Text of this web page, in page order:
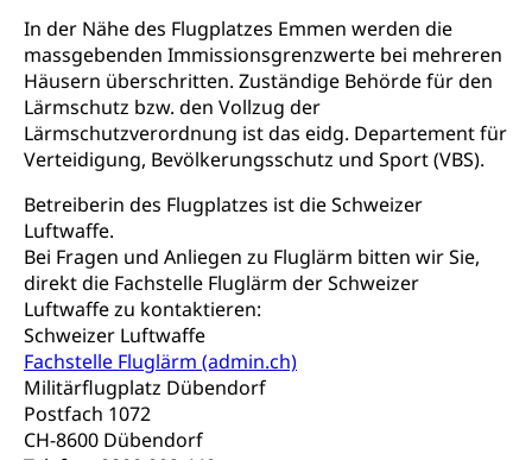
In der Nähe des Flugplatzes Emmen werden die
massgebenden Immissionsgrenzwerte bei mehreren
Häusern überschritten. Zuständige Behörde für den
Lärmschutz bzw. den Vollzug der
Lärmschutzverordnung ist das eidg. Departement für
Verteidigung, Bevölkerungsschutz und Sport (VBS).
Betreiberin des Flugplatzes ist die Schweizer
Luftwaffe.
Bei Fragen und Anliegen zu Fluglärm bitten wir Sie,
direkt die Fachstelle Fluglärm der Schweizer
Luftwaffe zu kontaktieren:
Schweizer Luftwaffe
Fachstelle Fluglärm (admin.ch)
Militärflugplatz Dübendorf
Postfach 1072
CH-8600 Dübendorf
Fachklasse Grafik
Gesundheitsmittelschule
Informatikmittelschule
Wirtschaftsmittelschule
FMS und Vollzeitschulen mit BM
Primarschule
Sekundarschule
Schulpflicht
Kindergarten & Basisstufe
Förderangebote
Sonderschulung
Musikschulen
Schulferien
Früherziehung
Schuldienste
Studienbeihilfe, Stipendien, Ausbildungsdarlehen
Stipendien Universität Luzern unilu
Finanzielle Unterstützung für Ausbildung
Pflege HF oder Studium Pflege FH
Fachstelle Stipendien (beruf.lu.ch)
Studienbeiträge Höhere Berufsbildung
Finanzielle Unterstützung Pädagogische
Hochschule PHLU
Stipendien Hochschule Luzern hslu
Universität
Technische Hochschule, Studium,
Hochschulstudium, Universitätsstudium,
universitäre Ausbildung, akademische Ausbildung,
Hochschulbildung, Hochschule, universitäre
Hochschule, Bachelor, Master, Doktorat,
Weiterbildung, Forschung, Entwicklung,
Dienstleistungen, Hochschule Luzern,
Fachhochschule Zentralschweiz, HSLU,
Pädagogische Hochschule Luzern, PH Luzern, UniLU,
swissuniversities (Dachorganisation der Schweizer
Hochschulen)
swissuniversities
Universität Luzern
Vorschule
Kindergarten, Kinderkrippe, Krippe, Kinderhort,
Kindertagesstätte, Spielgruppe, Tagesmutter,